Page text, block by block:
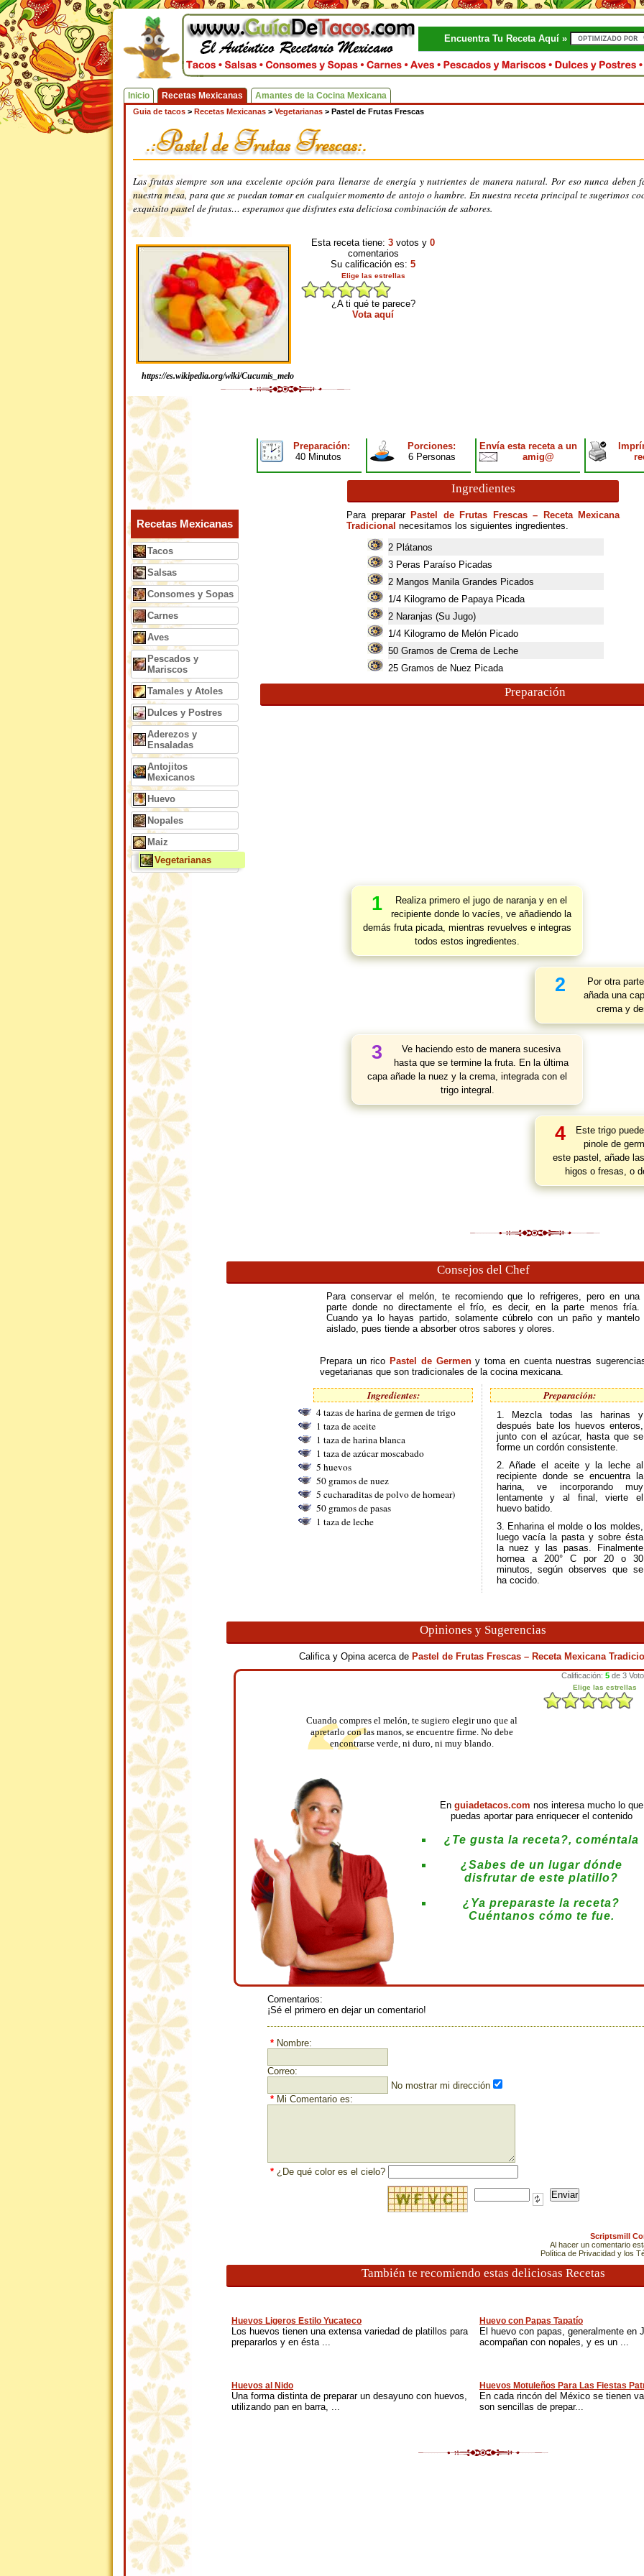
Encuentra Tu Receta Aquí »
Inicio Recetas Mexicanas Amantes de la Cocina Mexicana
Guia de tacos > Recetas Mexicanas > Vegetarianas > Pastel de Frutas Frescas
Las frutas siempre son una excelente opción para llenarse de energía y nutrientes de manera natural. Por eso nunca deben
nuestra mesa, para que se puedan tomar en cualquier momento de antojo o hambre. En nuestra receta principal te sugerimos
exquisito pastel de frutas… esperamos que disfrutes esta deliciosa combinación de sabores.
https://es.wikipedia.org/wiki/Cucumis_melo
Esta receta tiene: 3 votos y 0
comentarios
Su calificación es: 5
Elige las estrellas
¿A ti qué te parece?
Vota aquí
Preparación:
40 Minutos
Porciones:
6 Personas
Envía esta receta a un
amig@
Ingredientes
Para preparar Pastel de Frutas Frescas – Receta Mexicana
Tradicional necesitamos los siguientes ingredientes.
2 Plátanos
3 Peras Paraíso Picadas
2 Mangos Manila Grandes Picados
1/4 Kilogramo de Papaya Picada
2 Naranjas (Su Jugo)
1/4 Kilogramo de Melón Picado
50 Gramos de Crema de Leche
25 Gramos de Nuez Picada
Preparación
1
Realiza primero el jugo de naranja y en el
recipiente donde lo vacíes, ve añadiendo la
demás fruta picada, mientras revuelves e integras
todos estos ingredientes.
2
Por otra
añada una
crema y
3
Ve haciendo esto de manera sucesiva
hasta que se termine la fruta. En la última
capa añade la nuez y la crema, integrada con el
trigo integral.
4
Este trigo
pinole de
este pastel, añade
higos o fresas, o
Recetas Mexicanas
Tacos
Salsas
Consomes y Sopas
Carnes
Aves
Pescados y
Mariscos
Tamales y Atoles
Dulces y Postres
Aderezos y
Ensaladas
Antojitos
Mexicanos
Huevo
Nopales
Maiz
Vegetarianas
Consejos del Chef
Para conservar el melón, te recomiendo que lo refrigeres, pero en una
parte donde no directamente el frío, es decir, en la parte menos fría.
Cuando ya lo hayas partido, solamente cúbrelo con un paño y mantelo
aislado, pues tiende a absorber otros sabores y olores.
Prepara un rico Pastel de Germeny toma en cuenta nuestras
vegetarianas que son tradicionales de la cocina mexicana.
Ingredientes:
4 tazas de harina de germen de trigo
1 taza de aceite
1 taza de harina blanca
1 taza de azúcar moscabado
5 huevos
50 gramos de nuez
5 cucharaditas de polvo de hornear)
50 gramos de pasas
1 taza de leche
Preparación:
1. Mezcla todas las harinas y
después bate los huevos enteros,
junto con el azúcar, hasta que se
forme un cordón consistente.
2. Añade el aceite y la leche al
recipiente donde se encuentra la
harina, ve incorporando muy
lentamente y al final, vierte el
huevo batido.
3. Enharina el molde o los moldes,
luego vacía la pasta y sobre ésta
la nuez y las pasas. Finalmente
hornea a 200° C por 20 o 30
minutos, según observes que se
ha cocido.
Opiniones y Sugerencias
Califica y Opina acerca de Pastel de Frutas Frescas – Receta Mexicana
Cuando compres el melón, te sugiero elegir uno que al
apretarlo con las manos, se encuentre firme. No debe
encontrarse verde, ni duro, ni muy blando.
En guiadetacos.com nos interesa mucho lo que
puedas aportar para enriquecer el contenido
¿Te gusta la receta?, coméntala
¿Sabes de un lugar dónde
disfrutar de este platillo?
¿Ya preparaste la receta?
Cuéntanos cómo te fue.
Comentarios:
¡Sé el primero en dejar un comentario!
* Nombre:
Correo:
No mostrar mi dirección
* Mi Comentario es:
* ¿De qué color es el cielo?
Scriptsmill
Al hacer un comentario
Política de Privacidad y los
También te recomiendo estas deliciosas Recetas
Huevos Ligeros Estilo Yucateco
Los huevos tienen una extensa variedad de platillos para
prepararlos y en ésta ...
Huevo con Papas Tapatío
El huevo con papas, generalmente en
acompañan con nopales, y es un ...
Huevos al Nido
Una forma distinta de preparar un desayuno con huevos,
utilizando pan en barra, ...
Huevos Motuleños Para Las Fiestas
En cada rincón del México se tienen
son sencillas de prepar...